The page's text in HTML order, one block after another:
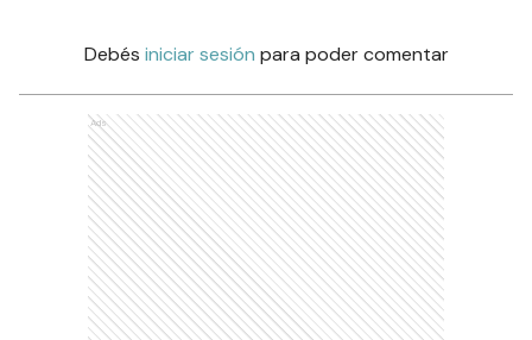
Debés iniciar sesión para poder comentar
Ads